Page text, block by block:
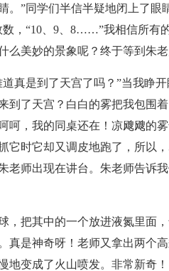
。”同学们半信半疑地闭上了眼
，“10、9、8……”我相信所有
么美妙的景象呢？终于等到朱
真是到了天宫了吗？”当我睁开
到了天宫？白白的雾把我包围
，我的同桌还在！凉飕飕的
它时它却又调皮地跑了，所以
老师出现在讲台。朱老师告诉
，把其中的一个放进液氮里面
真是神奇呀！老师又拿出两个
地变成了火山喷发。非常新奇！